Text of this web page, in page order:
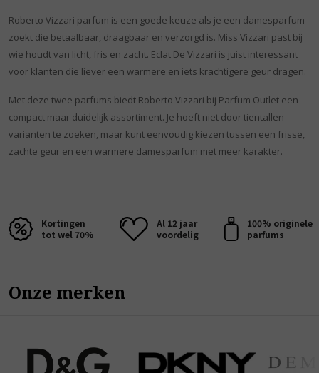
Roberto Vizzari parfum is een goede keuze als je een damesparfum
zoekt die betaalbaar, draagbaar en verzorgd is. Miss Vizzari past bij
wie houdt van licht, fris en zacht. Eclat De Vizzari is juist interessant
voor klanten die liever een warmere en iets krachtigere geur dragen.
Met deze twee parfums biedt Roberto Vizzari bij Parfum Outlet een
compact maar duidelijk assortiment. Je hoeft niet door tientallen
varianten te zoeken, maar kunt eenvoudig kiezen tussen een frisse,
zachte geur en een warmere damesparfum met meer karakter.
Kortingen
tot wel 70%
Al 12 jaar
voordelig
100% originele
parfums
Onze merken